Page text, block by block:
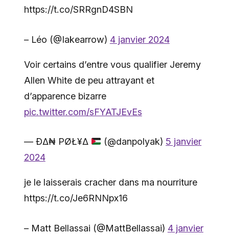
https://t.co/SRRgnD4SBN
– Léo (@Iakearrow) 4 janvier 2024
Voir certains d’entre vous qualifier Jeremy
Allen White de peu attrayant et
d’apparence bizarre
pic.twitter.com/sFYATJEvEs
— ÐΔ₦ PØŁ¥ΔҜ (@danpolyak) 5 janvier
2024
je le laisserais cracher dans ma nourriture
https://t.co/Je6RNNpx16
– Matt Bellassai (@MattBellassai) 4 janvier